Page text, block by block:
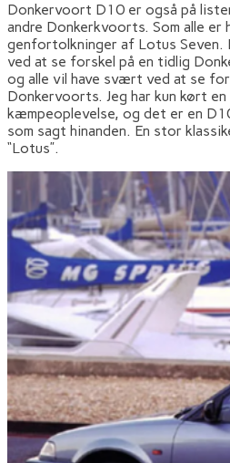
Donkervoort D10 er også på
andre Donkerkvoorts. Som alle er
genfortolkninger af Lotus Seven.
ved at se forskel på en tidlig
og alle vil have svært ved at se
Donkervoorts. Jeg har kun kørt
kæmpeoplevelse, og det er en
som sagt hinanden. En stor
“Lotus”.